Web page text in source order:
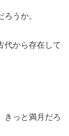
うか。
代から存在して
きっと満月だろ